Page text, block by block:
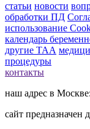
статьи новости
обработки ПД
использование
календарь
другие ТАА
процедуры
контакты
наш адрес в
сайт предназначен